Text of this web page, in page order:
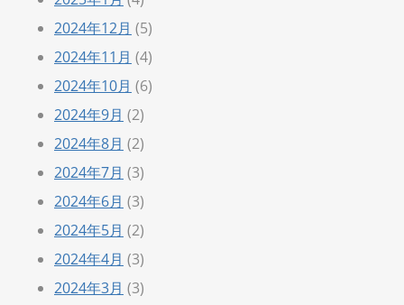
2024年12月 (5)
2024年11月 (4)
2024年10月 (6)
2024年9月 (2)
2024年8月 (2)
2024年7月 (3)
2024年6月 (3)
2024年5月 (2)
2024年4月 (3)
2024年3月 (3)